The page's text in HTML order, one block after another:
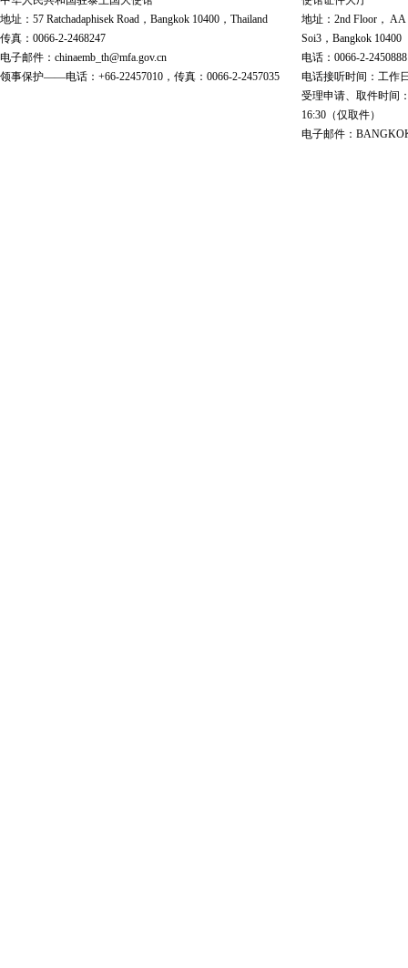
地址：57 Ratchadaphisek Road，Bangkok 10400，Thailand
传真：0066-2-2468247
电子邮件：chinaemb_th@mfa.gov.cn
领事保护——电话：+66-22457010，传真：0066-2-2457035
地址：2nd Floor， AA
Soi3，Bangkok 10400
电话：0066-2-
电话接听时间：工作
受理申请、取件时间
16:30（仅取件）
电子邮件：